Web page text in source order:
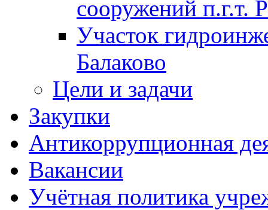
сооружений п.г.т.
Участок
Балаково
Цели и задачи
Закупки
Антикоррупционная
Вакансии
Учётная политика